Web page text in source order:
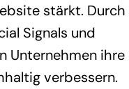
stärkt. Durch
Signals und
Unternehmen ihre
verbessern.